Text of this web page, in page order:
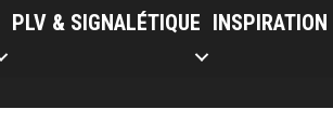
PLV & SIGNALÉTIQUE INSPIRATION